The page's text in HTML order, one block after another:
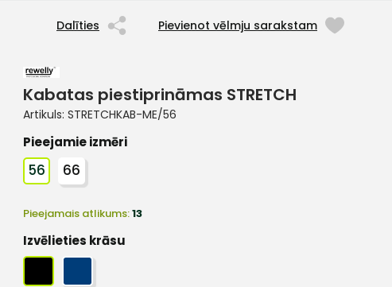
Dalīties Pievienot vēlmju sarakstam
Kabatas piestiprināmas STRETCH
Artikuls: STRETCHKAB-ME/56
Pieejamie izmēri
56 66
Pieejamais atlikums:13
Izvēlieties krāsu